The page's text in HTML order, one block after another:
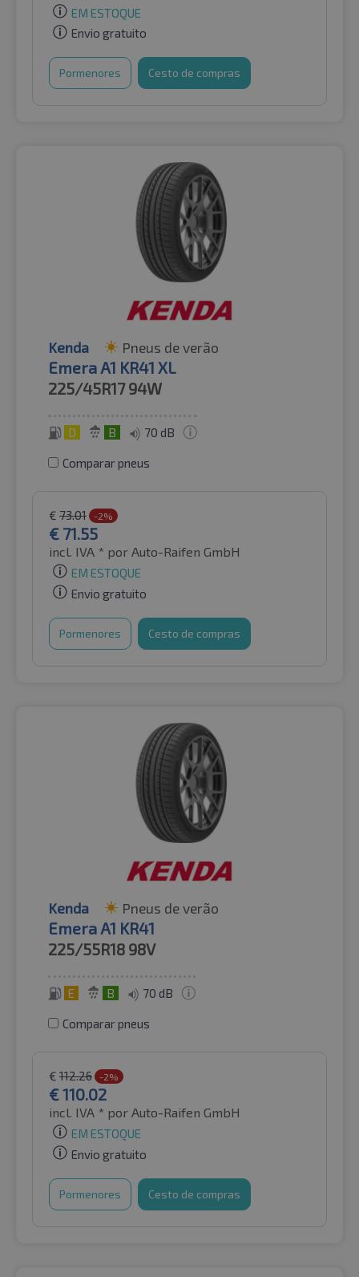
EM ESTOQUE
Envio gratuito
Pormenores Cesto de compras
Kenda Pneus de verão
Emera A1 KR41 XL
225/45R17 94W
D B 70 dB
Comparar pneus
€ 73.01 -2%
€ 71.55
incl. IVA * por Auto-Raifen GmbH
EM ESTOQUE
Envio gratuito
Pormenores Cesto de compras
Kenda Pneus de verão
Emera A1 KR41
225/55R18 98V
E B 70 dB
Comparar pneus
€ 112.26 -2%
€110.02
incl. IVA * por Auto-Raifen GmbH
EM ESTOQUE
Envio gratuito
Pormenores Cesto de compras